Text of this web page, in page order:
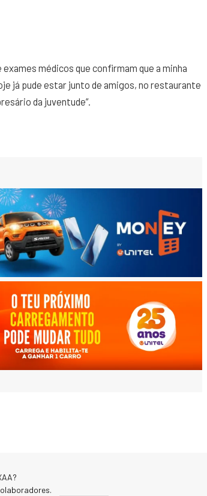
médicos que confirmam que a minha
já pude estar junto de amigos, no restaurante
da juventude”.